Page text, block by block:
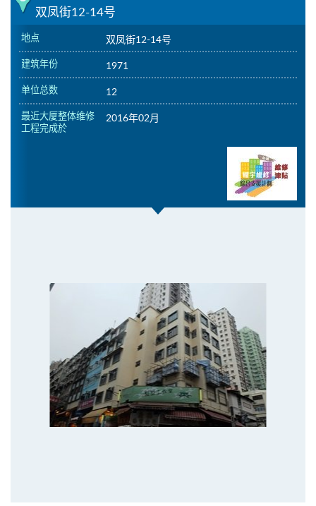
双凤街12-14号
地点 双凤街12-14号
建筑年份 1971
单位总数 12
最近大厦整体维修
工程完成於
2016年02月